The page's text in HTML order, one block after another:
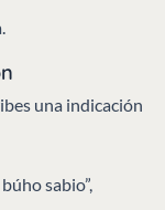
una indicación
sabio”,